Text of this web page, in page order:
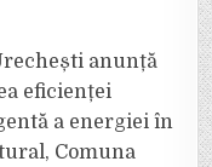
anunță
eficienței
a energiei în
Comuna